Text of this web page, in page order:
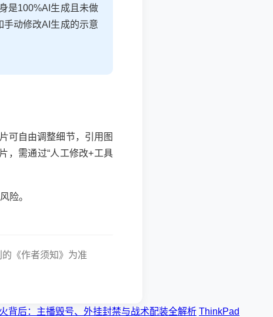
是100%AI生成且未做
手动修改AI生成的示意
自由调整细节，引用图
，需通过“人工修改+工具
险。
《作者须知》为准
背后：主播毁号、外挂封禁与战术配装全解析 ThinkPad